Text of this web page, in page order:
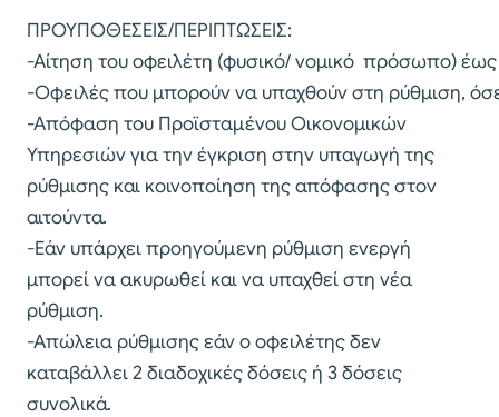
ΠΡΟΥΠΟΘΕΣΕΙΣ/ΠΕΡΙΠΤΩΣΕΙΣ:
-Αίτηση του οφειλέτη (φυσικό/ νομικό πρόσωπο)
-Οφειλές που μπορούν να υπαχθούν στη ρύθμιση,
-Απόφαση του Προϊσταμένου Οικονομικών
Υπηρεσιών για την έγκριση στην υπαγωγή της
ρύθμισης και κοινοποίηση της απόφασης στον
αιτούντα.
-Εάν υπάρχει προηγούμενη ρύθμιση ενεργή
μπορεί να ακυρωθεί και να υπαχθεί στη νέα
ρύθμιση.
-Απώλεια ρύθμισης εάν ο οφειλέτης δεν
καταβάλλει 2 διαδοχικές δόσεις ή 3 δόσεις
συνολικά.